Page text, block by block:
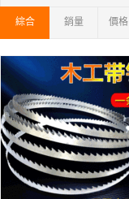
綜合 銷量 價格